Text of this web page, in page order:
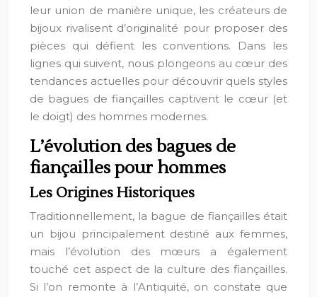
leur union de manière unique, les créateurs de
bijoux rivalisent d’originalité pour proposer des
pièces qui défient les conventions. Dans les
lignes qui suivent, nous plongeons au cœur des
tendances actuelles pour découvrir quels styles
de bagues de fiançailles captivent le cœur (et
le doigt) des hommes modernes.
L’évolution des bagues de
fiançailles pour hommes
Les Origines Historiques
Traditionnellement, la bague de fiançailles était
un bijou principalement destiné aux femmes,
mais l’évolution des mœurs a également
touché cet aspect de la culture des fiançailles.
Si l’on remonte à l’Antiquité, on constate que